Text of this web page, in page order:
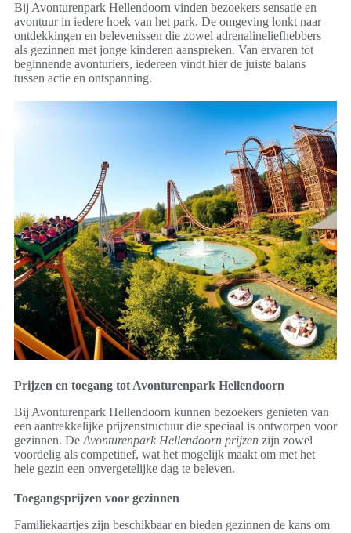
Bij Avonturenpark Hellendoorn vinden bezoekers sensatie en
avontuur in iedere hoek van het park. De omgeving lonkt naar
ontdekkingen en belevenissen die zowel adrenalineliefhebbers
als gezinnen met jonge kinderen aanspreken. Van ervaren tot
beginnende avonturiers, iedereen vindt hier de juiste balans
tussen actie en ontspanning.
Prijzen en toegang tot Avonturenpark Hellendoorn
Bij Avonturenpark Hellendoorn kunnen bezoekers genieten van
een aantrekkelijke prijzenstructuur die speciaal is ontworpen voor
gezinnen. De Avonturenpark Hellendoorn prijzen zijn zowel
voordelig als competitief, wat het mogelijk maakt om met het
hele gezin een onvergetelijke dag te beleven.
Toegangsprijzen voor gezinnen
Familiekaartjes zijn beschikbaar en bieden gezinnen de kans om